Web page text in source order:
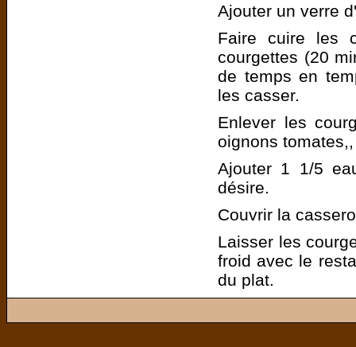
Ajouter un verre
Faire cuire les
courgettes (20
de temps en
les casser.
Enlever les
oignons
Ajouter 1 1/5
désire.
Couvrir la
Laisser les
froid avec le
du plat.